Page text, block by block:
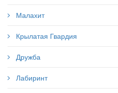
Малахит
Крылатая Гвардия
Дружба
Лабиринт